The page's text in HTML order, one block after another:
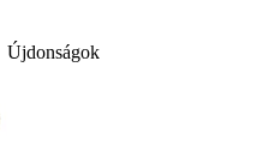
Újdonságok